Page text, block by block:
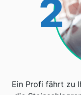
Ein Profi fährt zu